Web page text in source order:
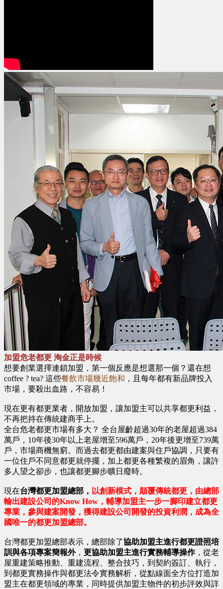
加盟危老都更 淘金正是時候
想要創業選擇連鎖加盟，第一個反應是想選那一個？還在想
coffee ? tea? 這些餐飲市場幾近飽和 ，且每年都有新品牌投入
市場，要殺出血路，不容易！
現在更有都更業者，開放加盟，讓加盟主可以共享都更利益，
不再把持在傳統建商手上。
全台危老都更市場有多大？ 全台屋齡超過30年的老屋超過384
萬戶，10年後30年以上老屋增至596萬戶，20年後更增至739萬
戶，市場商機無窮。而過去都更都由建案與住戶協調，只要有
一位住戶不同意都更就停擺，加上都更各種繁複的眉角，讓許
多人望之卻步，也讓都更腳步曠日廢時。
現在台灣都更加盟總部， 以創新模式，顛覆傳統都更，由總部
輸出建設公司的Know How，輔導加盟主一步一腳印建立都更
專業，參與建案開發，獲得建設公司開發的投資利潤，成為全
國唯一的都更加盟總部。
台灣都更加盟總部表示，總部除了協助加盟主進行都更證照培
訓與各項專案簡報外， 更協助加盟主進行實務輔導操作，從老
屋重建策略推動、重建流程、整合技巧，到契約簽訂、執行，
到都更實務操作與都更法令實務解析，從點線面全方位打造加
盟主在都更領域的專業，同時提供加盟主物件的初步評效與詳